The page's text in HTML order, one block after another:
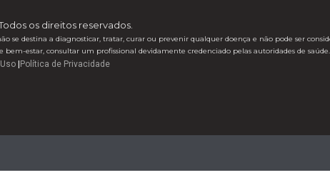
os direitos reservados.
se destina a diagnosticar, tratar, curar ou prevenir qualquer doença e não pode ser
bem-estar, consultar um profissional devidamente credenciado pelas autoridades de saúde.
| Política de Privacidade